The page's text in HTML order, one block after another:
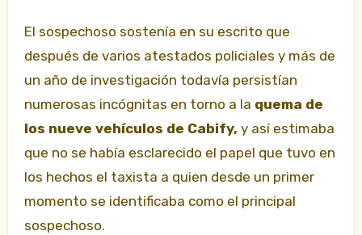
El sospechoso sostenía en su escrito que
después de varios atestados policiales y más de
un año de investigación todavía persistían
numerosas incógnitas en torno a la quema de
los nueve vehículos de Cabify, y así estimaba
que no se había esclarecido el papel que tuvo en
los hechos el taxista a quien desde un primer
momento se identificaba como el principal
sospechoso.